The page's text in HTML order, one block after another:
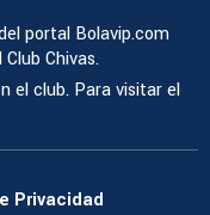
portal Bolavip.com
Chivas.
el club. Para visitar el
Privacidad